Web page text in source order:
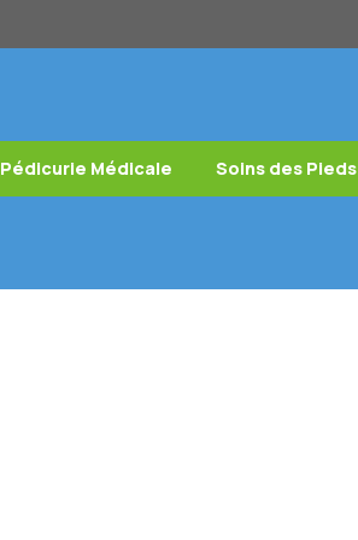
Pédicurie Médicale Soins des Pieds